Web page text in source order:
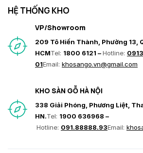
HỆ THỐNG KHO
VP/Showroom
209 Tô Hiến Thành, Phường 13,
HCMTel: 1800 6121 –Hotline:
01Email: khosango.vn@gmail.com
KHO SÀN GỖ HÀ NỘI
338 Giải Phóng, Phương Liệt,
HN.Tel: 1900 636968 –
Hotline: 091.88888.93Email: